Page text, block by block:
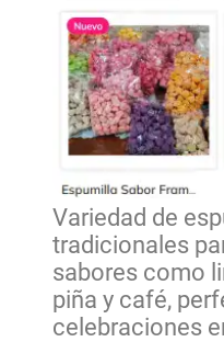
Variedad de
tradicionales
sabores como
piña y café,
celebraciones